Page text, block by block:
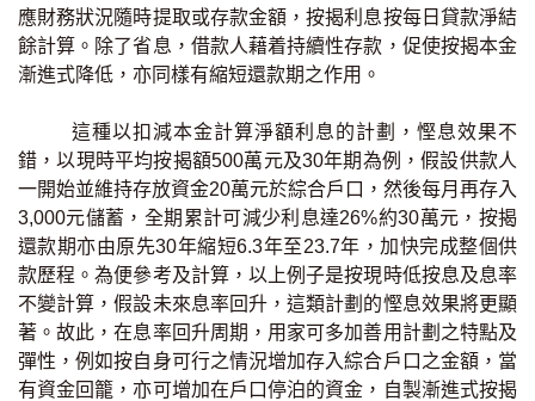
按揭全面睇
公司動態
按市新聞
統計數據庫
按揭快趣智識
應財務狀況隨時提取或存款金額，按揭利息按每日貸款淨結
餘計算。除了省息，借款人藉着持續性存款，促使按揭本金
漸進式降低，亦同樣有縮短還款期之作用。
這種以扣減本金計算淨額利息的計劃，慳息效果不
錯，以現時平均按揭額500萬元及30年期為例，假設供款人
一開始並維持存放資金20萬元於綜合戶口，然後每月再存入
3,000元儲蓄，全期累計可減少利息達26%約30萬元，按揭
還款期亦由原先30年縮短6.3年至23.7年，加快完成整個供
款歷程。為便參考及計算，以上例子是按現時低按息及息率
不變計算，假設未來息率回升，這類計劃的慳息效果將更顯
著。故此，在息率回升周期，用家可多加善用計劃之特點及
彈性，例如按自身可行之情況增加存入綜合戶口之金額，當
有資金回籠，亦可增加在戶口停泊的資金，自製漸進式按揭